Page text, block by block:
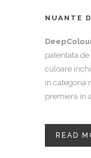
NUANTE
patentata
culoare
in categoria
premiera in
READ